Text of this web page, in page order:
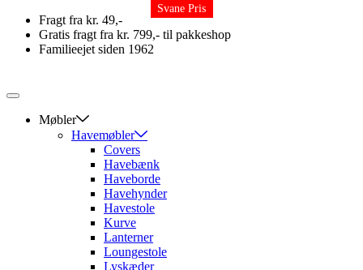
Skip
content
Fragt fra kr. 49,-
Gratis fragt fra kr. 799,- til pakkeshop
Familieejet siden 1962
Møbler
Havemøbler
Covers
Havebænk
Haveborde
Havehynder
Havestole
Kurve
Lanterner
Loungestole
Lyskæder
Svane Pris
Svane Pris
Svane Pris
Svane Pris
Svane Pris
Svane Pris